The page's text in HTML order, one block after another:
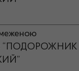
“ПОДОРОЖНИК